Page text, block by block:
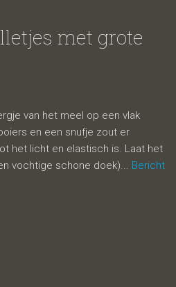
met grote
van het meel op een vlak
en een snufje zout er
het licht en elastisch is. Laat het
vochtige schone doek)... Bericht